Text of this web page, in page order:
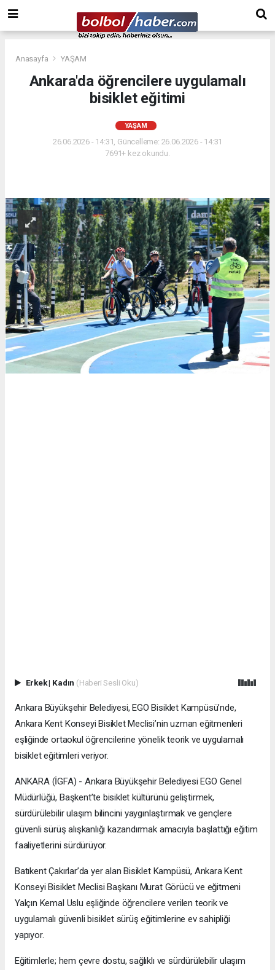
Anasayfa YAŞAM
Ankara'da öğrencilere uygulamalı
bisiklet eğitimi
YAŞAM
26.06.2026 - 14:31, Güncelleme: 26.06.2026 - 14:31
7691+ kez okundu.
Erkek| Kadın (Haberi Sesli Oku)
Ankara Büyükşehir Belediyesi, EGO Bisiklet Kampüsü’nde,
Ankara Kent Konseyi Bisiklet Meclisi’nin uzman eğitmenleri
eşliğinde ortaokul öğrencilerine yönelik teorik ve uygulamalı
bisiklet eğitimleri veriyor.
ANKARA (İGFA) - Ankara Büyükşehir Belediyesi EGO Genel
Müdürlüğü, Başkent’te bisiklet kültürünü geliştirmek,
sürdürülebilir ulaşım bilincini yaygınlaştırmak ve gençlere
güvenli sürüş alışkanlığı kazandırmak amacıyla başlattığı eğitim
faaliyetlerini sürdürüyor.
Batıkent Çakırlar’da yer alan Bisiklet Kampüsü, Ankara Kent
Konseyi Bisiklet Meclisi Başkanı Murat Görücü ve eğitmeni
Yalçın Kemal Uslu eşliğinde öğrencilere verilen teorik ve
uygulamalı güvenli bisiklet sürüş eğitimlerine ev sahipliği
yapıyor.
Eğitimlerle; hem çevre dostu, sağlıklı ve sürdürülebilir ulaşım